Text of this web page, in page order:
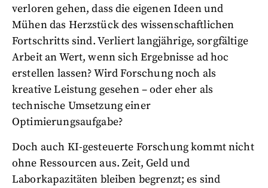
verloren gehen, dass die eigenen Ideen und
Mühen das Herzstück des wissenschaftlichen
Fortschritts sind. Verliert langjährige, sorgfältige
Arbeit an Wert, wenn sich Ergebnisse ad hoc
erstellen lassen? Wird Forschung noch als
kreative Leistung gesehen – oder eher als
technische Umsetzung einer
Optimierungsaufgabe?
Doch auch KI-gesteuerte Forschung kommt nicht
ohne Ressourcen aus. Zeit, Geld und
Laborkapazitäten bleiben begrenzt; es sind